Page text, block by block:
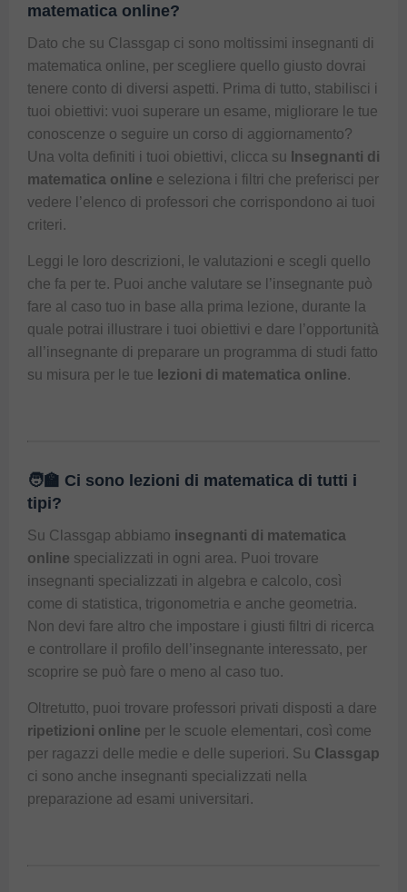
matematica online?
Dato che su Classgap ci sono moltissimi insegnanti di
matematica online, per scegliere quello giusto dovrai
tenere conto di diversi aspetti. Prima di tutto, stabilisci i
tuoi obiettivi: vuoi superare un esame, migliorare le tue
conoscenze o seguire un corso di aggiornamento?
Una volta definiti i tuoi obiettivi, clicca su Insegnanti di
matematica online e seleziona i filtri che preferisci per
vedere l’elenco di professori che corrispondono ai tuoi
criteri.
Leggi le loro descrizioni, le valutazioni e scegli quello
che fa per te. Puoi anche valutare se l’insegnante può
fare al caso tuo in base alla prima lezione, durante la
quale potrai illustrare i tuoi obiettivi e dare l’opportunità
all’insegnante di preparare un programma di studi fatto
su misura per le tue lezioni di matematica online.
🧑🏫 Ci sono lezioni di matematica di tutti i
tipi?
Su Classgap abbiamo insegnanti di matematica
online specializzati in ogni area. Puoi trovare
insegnanti specializzati in algebra e calcolo, così
come di statistica, trigonometria e anche geometria.
Non devi fare altro che impostare i giusti filtri di ricerca
e controllare il profilo dell’insegnante interessato, per
scoprire se può fare o meno al caso tuo.
Oltretutto, puoi trovare professori privati disposti a dare
ripetizioni online per le scuole elementari, così come
per ragazzi delle medie e delle superiori. Su Classgap
ci sono anche insegnanti specializzati nella
preparazione ad esami universitari.